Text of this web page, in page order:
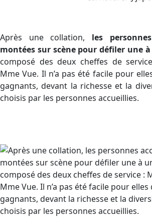
Après une collation, les
montées sur scène pour défiler une
composé des deux cheffes de
Mme Vue. Il n’a pas été facile pour
gagnants, devant la richesse et la
choisis par les personnes accueillies.